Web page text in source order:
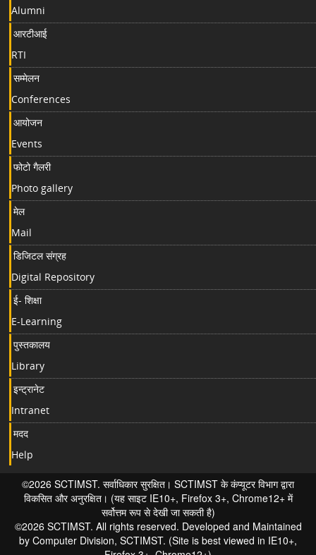
Alumni
आरटीआई
RTI
सम्मेलन
Conferences
आयोजन
Events
फोटो गैलरी
Photo gallery
मेल
Mail
डिजिटल संग्रह
Digital Repository
ई- शिक्षा
E-Learning
पुस्तकालय
Library
इन्ट्रानेट
Intranet
मदद
Help
©2026 SCTIMST. सर्वाधिकार सुरक्षित। SCTIMST के कंप्यूटर विभाग द्वारा
विकसित और अनुरक्षित। (यह साइट IE10+, Firefox 3+, Chrome12+ में
सर्वोत्तम रूप से देखी जा सकती है)
©2026 SCTIMST. All rights reserved. Developed and Maintained
by Computer Division, SCTIMST. (Site is best viewed in IE10+,